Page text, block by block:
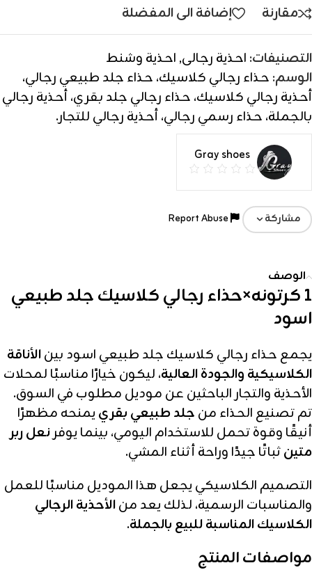
مقارنة إضافة الى المفضلة
التصنيفات: احذية رجالى, احذية وشنط
الوسم: حذاء رجالي كلاسيك، حذاء جلد طبيعي رجالي،
أحذية رجالي كلاسيك، حذاء رجالي جلد بقري، أحذية رجالي
بالجملة، حذاء رسمي رجالي، أحذية رجالي للتجار.
Gray shoes
مشاركة
الوصف
1 كرتونه×حذاء رجالي كلاسيك جلد طبيعي
اسود
يجمع حذاء رجالي كلاسيك جلد طبيعي اسود بينالأناقة
الكلاسيكية والجودة العالية، ليكون خيارًا مناسبًا لمحلات
الأحذية والتجار الباحثين عن موديل مطلوب في السوق.
تم تصنيع الحذاء من جلد طبيعي بقري يمنحه مظهرًا
أنيقًا وقوة تحمل للاستخدام اليومي، بينما يوفر نعل ربر
متينثباتًا جيدًا وراحة أثناء المشي.
التصميم الكلاسيكي يجعل هذا الموديل مناسبًا للعمل
والمناسبات الرسمية، لذلك يعد منالأحذية الرجالي
الكلاسيك المناسبة للبيع بالجملة.
مواصفات المنتج